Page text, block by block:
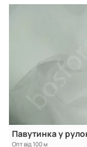
Павутинка у
Опт від 100 м